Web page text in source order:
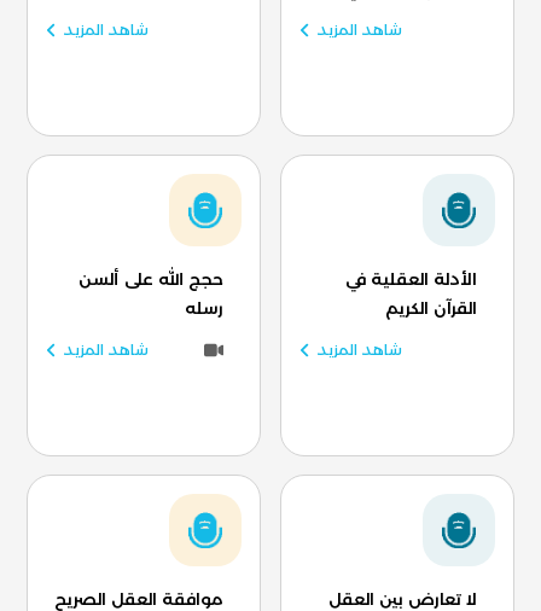
شاهد المزيد شاهد المزيد
الأدلة العقلية في
القرآن الكريم
شاهد المزيد
حجج الله على ألسن
رسله
شاهد المزيد
لا تعارض بين العقل
موافقة العقل الصريح